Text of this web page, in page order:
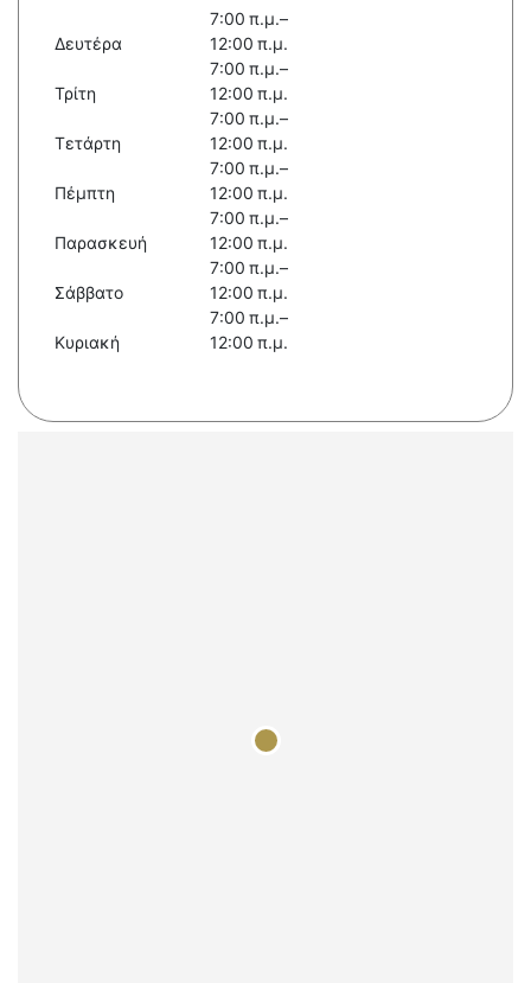
Δευτέρα
7:00 π.μ.–
12:00 π.μ.
Τρίτη
7:00 π.μ.–
12:00 π.μ.
Τετάρτη
7:00 π.μ.–
12:00 π.μ.
Πέμπτη
7:00 π.μ.–
12:00 π.μ.
Παρασκευή
7:00 π.μ.–
12:00 π.μ.
Σάββατο
7:00 π.μ.–
12:00 π.μ.
Κυριακή
7:00 π.μ.–
12:00 π.μ.